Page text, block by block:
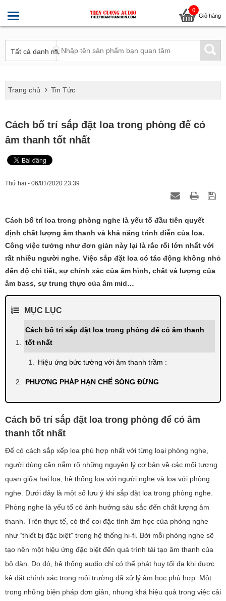
0
Giỏ hàng
Trang chủ Tin Tức
Cách bố trí sắp đặt loa trong phòng để có
âm thanh tốt nhất
Thứ hai - 06/01/2020 23:39
Cách bố trí loa trong phòng nghe là yếu tố đầu tiên quyết
định chất lượng âm thanh và khả năng trình diễn của loa.
Công việc tưởng như đơn giản này lại là rắc rối lớn nhất với
rất nhiều người nghe. Việc sắp đặt loa có tác động không nhỏ
đến độ chi tiết, sự chính xác của âm hình, chất và lượng của
âm bass, sự trung thực của âm mid…
MỤC LỤC
Cách bố trí sắp đặt loa trong phòng để có âm thanh
tốt nhất
Hiệu ứng bức tường với âm thanh trầm :
PHƯƠNG PHÁP HẠN CHẾ SÓNG ĐỨNG
Cách bố trí sắp đặt loa trong phòng để có âm
thanh tốt nhất
Để có cách sắp xếp loa phù hợp nhất với từng loại phòng nghe,
người dùng cần nắm rõ những nguyên lý cơ bản về các mối tương
quan giữa hai loa, hệ thống loa với người nghe và loa với phòng
nghe. Dưới đây là một số lưu ý khi sắp đặt loa trong phòng nghe.
Phòng nghe là yếu tố có ảnh hưởng sâu sắc đến chất lượng âm
thanh. Trên thực tế, có thể coi đặc tính âm học của phòng nghe
như “thiết bị đặc biệt” trong hệ thống hi-fi. Bởi mỗi phòng nghe sẽ
tạo nên một hiệu ứng đặc biệt đến quá trình tái tạo âm thanh của
bộ dàn. Do đó, hệ thống audio chỉ có thể phát huy tối đa khi được
kê đặt chính xác trong môi trường đã xử lý âm học phù hợp. Một
trong những biện pháp đơn giản, nhưng khá hiệu quả trong việc cải